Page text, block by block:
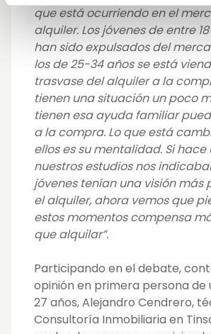
que está ocurriendo en el
alquiler. Los jóvenes de entre
han sido expulsados del
los de 25-34 años se está
trasvase del alquiler a la
tienen una situación un poco
tienen esa ayuda familiar
a la compra. Lo que está
ellos es su mentalidad. Si hace
nuestros estudios nos
jóvenes tenían una visión más
el alquiler, ahora vemos que
estos momentos compensa
que alquilar”.
Participando en el debate,
opinión en primera persona de
27 años, Alejandro Cendrero,
Consultoría Inmobiliaria en